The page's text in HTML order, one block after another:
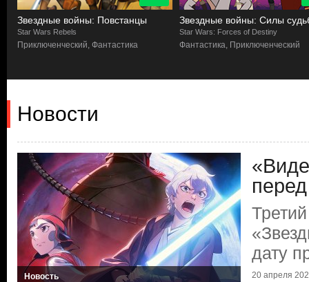
Звездные войны: Повстанцы
Star Wars Rebels
Приключенческий, Фантастика
Звездные войны: Силы
Star Wars: Forces of Destiny
Фантастика, Приключенческий
Новости
Новость
дату
20 апреля